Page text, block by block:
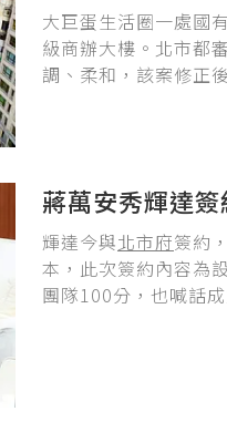
大巨蛋生活圈一處國
級商辦大樓。北市都
調、柔和，該案修正
蔣萬安秀輝達
輝達今與北市府簽約
本，此次簽約內容為
團隊100分，也喊話